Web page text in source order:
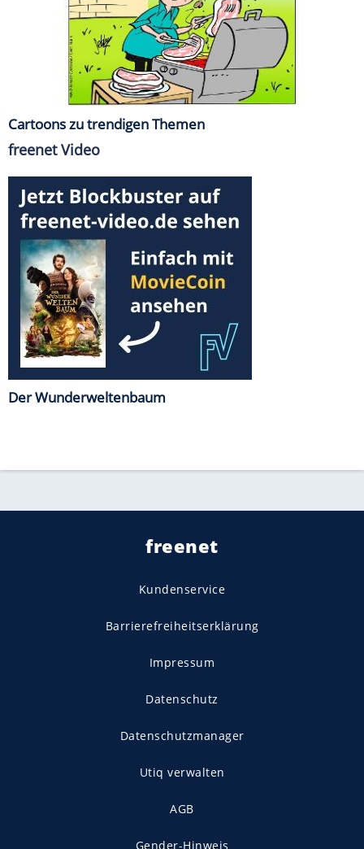
Cartoons zu trendigen Themen
freenet Video
Der Wunderweltenbaum
freenet
Kundenservice
Barrierefreiheitserklärung
Impressum
Datenschutz
Datenschutzmanager
Utiq verwalten
AGB
Gender-Hinweis